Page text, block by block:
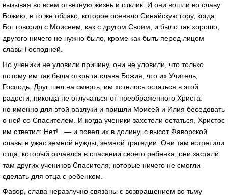
вызывая во всем ответную жизнь и отклик. И они вошли во славу
Божию, в то же облако, которое осеняло Синайскую гору, когда
Бог говорил с Моисеем, как с другом Своим; и было так хорошо,
другого ничего не нужно было, кроме как быть перед лицом
славы Господней.
Но ученики не уловили причину, они не уловили, что только
потому им так была открыта слава Божия, что их Учитель,
Господь, Друг шел на смерть; им хотелось остаться в этой
радости, никогда не отлучаться от преображенного Христа:
но именно для этой разлуки и пришли Моисей и Илия беседовать
о ней со Спасителем. И когда ученики захотели остаться, Христос
им ответил: Нет!.. — и повел их в долину, с высот Фаворской
славы в ужас земной нужды, земной трагедии. Они там встретили
отца, который отчаялся в спасении своего ребенка; они застали
там других учеников Спасителя, которые ничего не смогли
сделать для отца с ребенком.
Фавор, слава неразлучно связаны с возвращением во тьму